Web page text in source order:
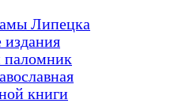
Липецка
издания
паломник
книги